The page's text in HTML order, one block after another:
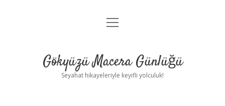
Anasayfa
Yasal Uyarı
menüyü
Gökyüzü Macera Günlüğü
Seyahat hikayeleriyle keyifli yolculuk!